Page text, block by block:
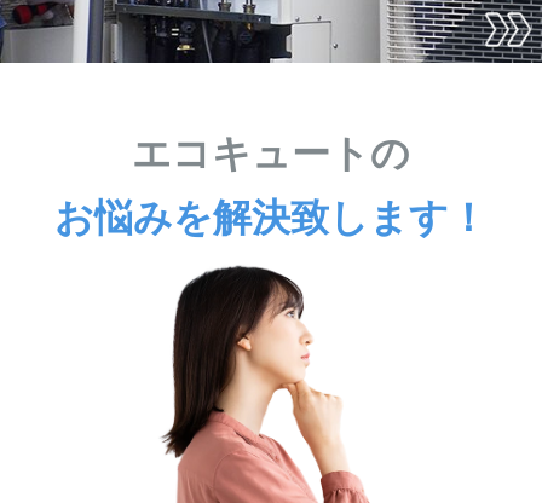
エコキュートの
お悩みを解決致します！